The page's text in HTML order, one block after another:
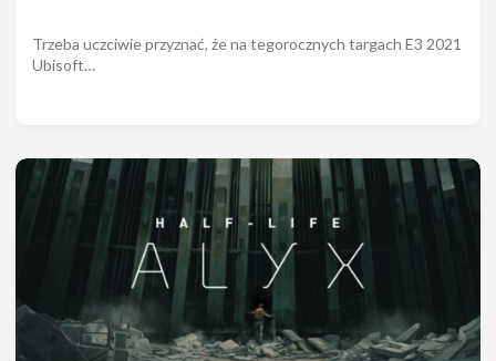
Trzeba uczciwie przyznać, że na tegorocznych targach E3 2021
Ubisoft…